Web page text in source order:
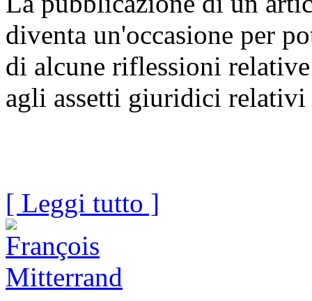
diventa un'occasione per
di alcune riflessioni
agli assetti giuridici relativi
[ Leggi tutto ]